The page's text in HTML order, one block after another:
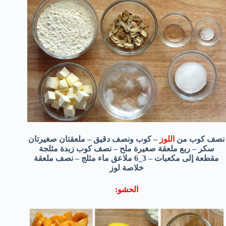
نصف كوب من اللوز – كوب ونصف دقيق – ملعقتان صغيرتان
سكر – ربع ملعقة صغيرة ملح – نصف كوب زبدة مثلجة
مقطعة إلى مكعبات – 3_6 ملاعق ماء مثلج – نصف ملعقة
خلاصة لوز
الحشو: